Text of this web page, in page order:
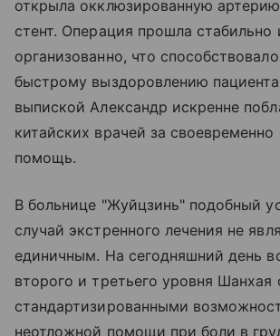
открыла окклюзированную
стент. Операция прошла стабильно
организованно, что
быстрому выздоровлению
выпиской Александр искренне
китайских врачей за своевременно
помощь.
В больнице "Жуйцзинь" подобный
случай экстренного лечения не
единичным. На сегодняшний день
второго и третьего уровня Шанхая
стандартизированными
неотложной помощи при боли в